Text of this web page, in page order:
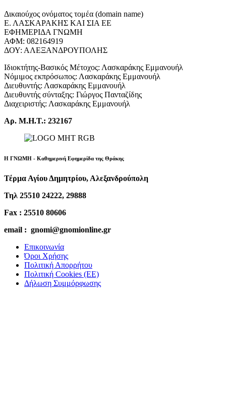
Δικαιούχος ονόματος τομέα (domain name)
Ε. ΛΑΣΚΑΡΑΚΗΣ ΚΑΙ ΣΙΑ ΕΕ
ΕΦΗΜΕΡΙΔΑ ΓΝΩΜΗ
ΑΦΜ: 082164919
ΔΟΥ: ΑΛΕΞΑΝΔΡΟΥΠΟΛΗΣ
Ιδιοκτήτης-Βασικός Μέτοχος: Λασκαράκης Εμμανουήλ
Νόμιμος εκπρόσωπος: Λασκαράκης Εμμανουήλ
Διευθυντής: Λασκαράκης Εμμανουήλ
Διευθυντής σύνταξης: Γιώργος Πανταζίδης
Διαχειριστής: Λασκαράκης Εμμανουήλ
Αρ. Μ.Η.Τ.: 232167
Η ΓΝΩΜΗ - Καθημερινή Εφημερίδα της Θράκης
Τέρμα Αγίου Δημητρίου, Αλεξανδρούπολη
Τηλ 25510 24222, 29888
Fax : 25510 80606
email : gnomi@gnomionline.gr
Επικοινωνία
Όροι Χρήσης
Πολιτική Απορρήτου
Πολιτική Cookies (ΕΕ)
Δήλωση Συμμόρφωσης